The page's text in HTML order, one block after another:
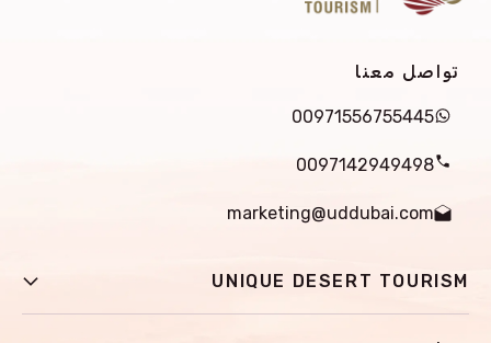
تواصل معنا
00971556755445
0097142949498
marketing@uddubai.com
UNIQUE DESERT TOURISM